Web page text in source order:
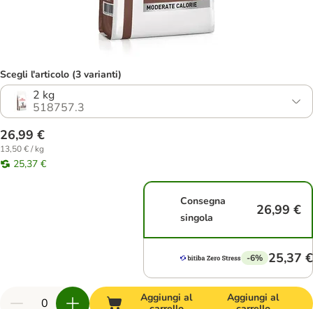
Scegli l'articolo (3 varianti)
2 kg
518757.3
26,99 €
13,50 € / kg
25,37 €
Consegna
singola
26,99 €
-6% 25,37 €
Aggiungi al
Aggiungi al